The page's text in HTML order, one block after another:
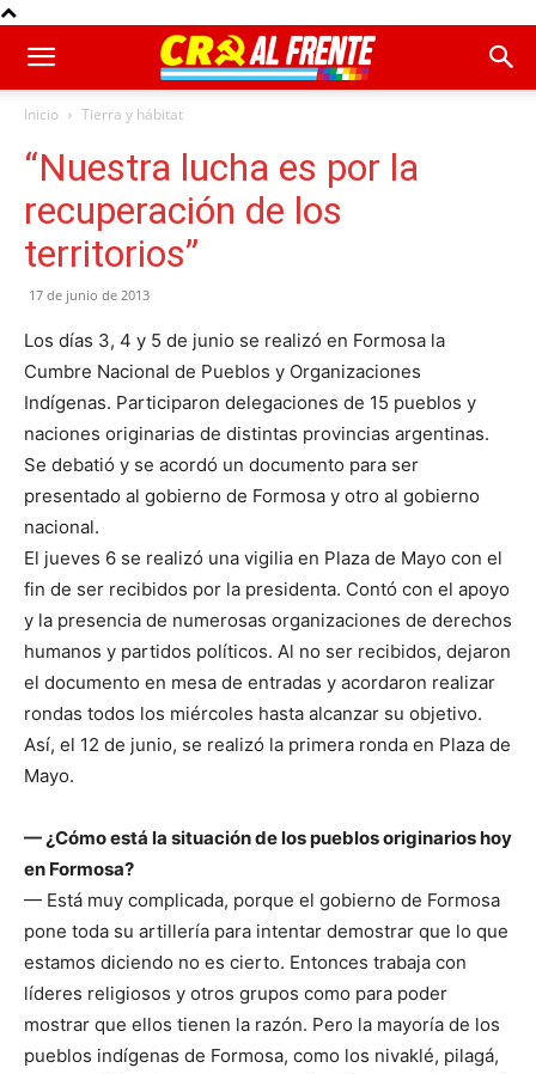
Inicio Tierra y hábitat
“Nuestra lucha es por la
recuperación de los
territorios”
17 de junio de 2013
Los días 3, 4 y 5 de junio se realizó en Formosa la
Cumbre Nacional de Pueblos y Organizaciones
Indígenas. Participaron delegaciones de 15 pueblos y
naciones originarias de distintas provincias argentinas.
Se debatió y se acordó un documento para ser
presentado al gobierno de Formosa y otro al gobierno
nacional.
El jueves 6 se realizó una vigilia en Plaza de Mayo con el
fin de ser recibidos por la presidenta. Contó con el apoyo
y la presencia de numerosas organizaciones de derechos
humanos y partidos políticos. Al no ser recibidos, dejaron
el documento en mesa de entradas y acordaron realizar
rondas todos los miércoles hasta alcanzar su objetivo.
Así, el 12 de junio, se realizó la primera ronda en Plaza de
Mayo.
— ¿Cómo está la situación de los pueblos originarios hoy
en Formosa?
— Está muy complicada, porque el gobierno de Formosa
pone toda su artillería para intentar demostrar que lo que
estamos diciendo no es cierto. Entonces trabaja con
líderes religiosos y otros grupos como para poder
mostrar que ellos tienen la razón. Pero la mayoría de los
pueblos indígenas de Formosa, como los nivaklé, pilagá,